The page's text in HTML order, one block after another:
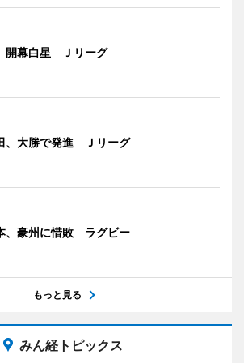
開幕白星 Ｊリーグ
、大勝で発進 Ｊリーグ
、豪州に惜敗 ラグビー
もっと見る
みん経トピックス